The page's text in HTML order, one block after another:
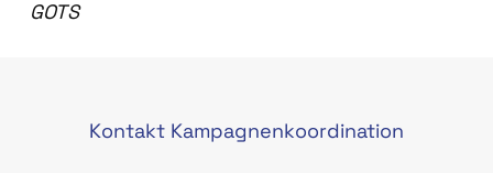
GOTS
Kontakt Kampagnenkoordination